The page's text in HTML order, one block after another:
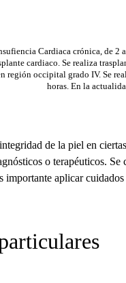
Cardiaca crónica, de
cardiaco. Se realiza
región occipital grado IV. Se
horas. En la
de la piel en
o terapéuticos.
importante aplicar